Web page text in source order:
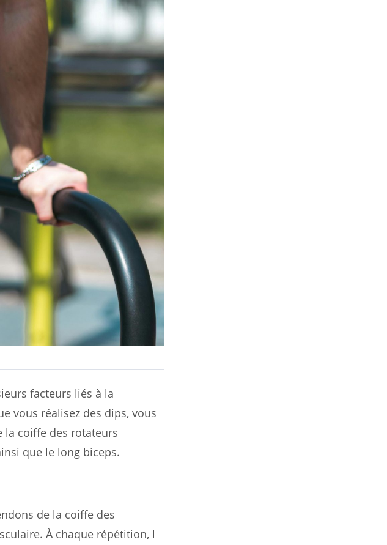
facteurs liés à la
vous réalisez des dips, vous
la coiffe des rotateurs
que le long biceps.
de la coiffe des
À chaque répétition, l